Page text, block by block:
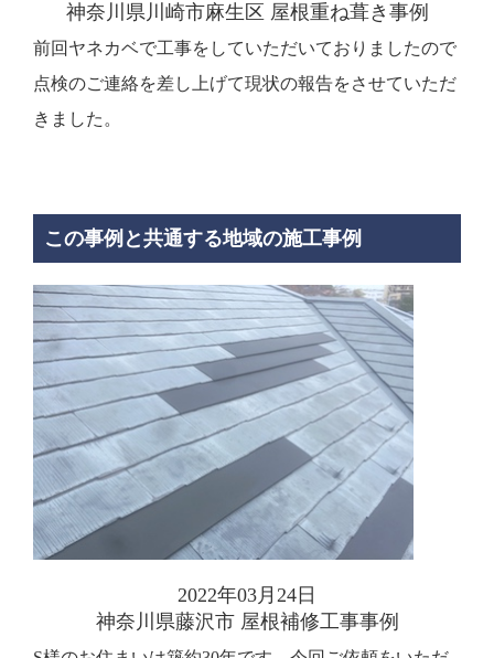
神奈川県川崎市麻生区 屋根重ね葺き事例
前回ヤネカベで工事をしていただいておりましたので
点検のご連絡を差し上げて現状の報告をさせていただ
きました。
この事例と共通する地域の施工事例
2022年03月24日
神奈川県藤沢市 屋根補修工事事例